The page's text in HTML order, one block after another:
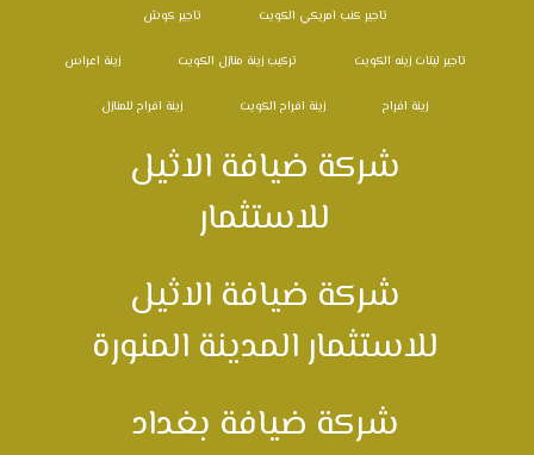
تاجير كنب امريكي الكويت تاجير كوش
تاجير ليتات زينه الكويت تركيب زينة منازل الكويت زينة اعراس
زينة افراح زينة افراح الكويت زينة افراح للمنازل
شركة ضيافة الاثيل
للاستثمار
شركة ضيافة الاثيل
للاستثمار المدينة المنورة
شركة ضيافة بغداد